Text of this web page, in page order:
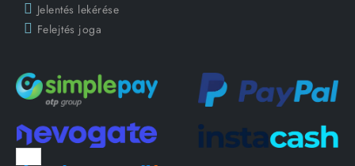
Jelentés lekérése
Felejtés joga